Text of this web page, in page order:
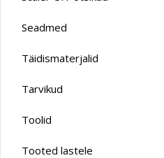
Seadmed
Täidismaterjalid
Tarvikud
Toolid
Tooted lastele